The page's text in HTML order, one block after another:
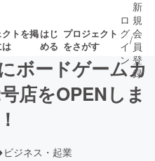
トを掲はじ
める
プロジェクト
をさがす
ロ
グ
イ
ン
/
新
規
会
員
登
録
ボードゲームカ
店をOPENしま
ビジネス・起業